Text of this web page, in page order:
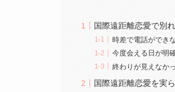
国際遠距離恋愛で別
時差で電話ができ
今度会える日が明
終わりが見えなか
国際遠距離恋愛を実